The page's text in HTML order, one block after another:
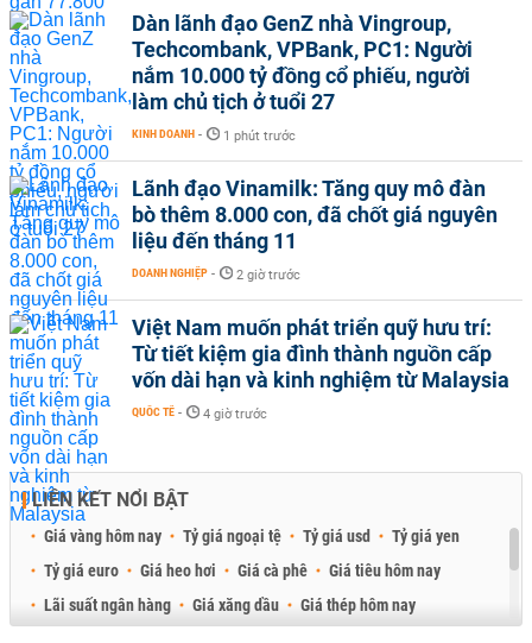
Dàn lãnh đạo GenZ nhà Vingroup,
Techcombank, VPBank, PC1: Người
nắm 10.000 tỷ đồng cổ phiếu, người
làm chủ tịch ở tuổi 27
KINH DOANH - 1 phút trước
Lãnh đạo Vinamilk: Tăng quy mô đàn
bò thêm 8.000 con, đã chốt giá nguyên
liệu đến tháng 11
DOANH NGHIỆP - 2 giờ trước
Việt Nam muốn phát triển quỹ hưu trí:
Từ tiết kiệm gia đình thành nguồn cấp
vốn dài hạn và kinh nghiệm từ Malaysia
QUỐC TẾ - 4 giờ trước
LIÊN KẾT NỔI BẬT
Giá vàng hôm nay Tỷ giá ngoại tệ Tỷ giá usd
Tỷ giá yen
Tỷ giá euro
Giá heo hơi Giá cà phê
Giá tiêu hôm nay
Lãi suất ngân hàng
Giá xăng dầu
Giá thép hôm nay